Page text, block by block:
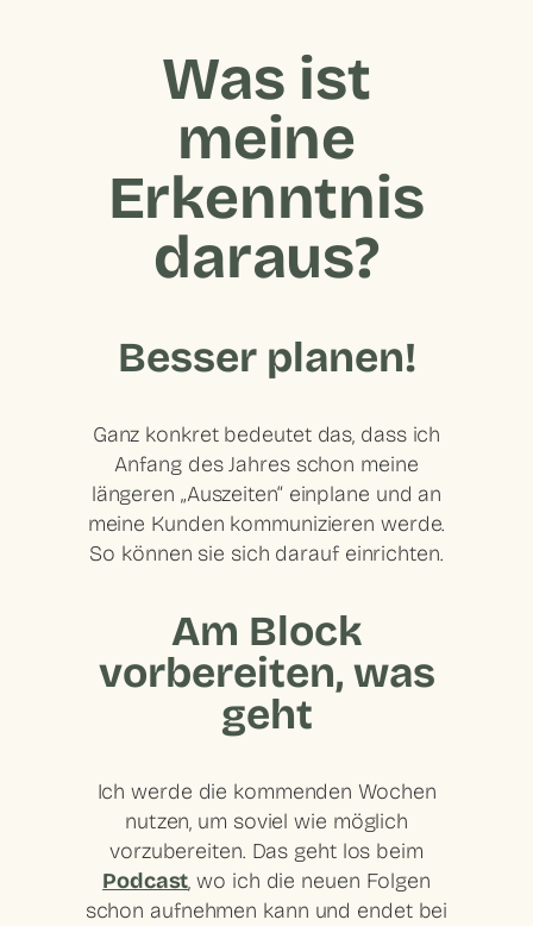
Was ist
meine
Erkenntnis
daraus?
Besser planen!
Ganz konkret bedeutet das, dass ich
Anfang des Jahres schon meine
längeren „Auszeiten“ einplane und an
meine Kunden kommunizieren werde.
So können sie sich darauf einrichten.
Am Block
vorbereiten, was
geht
Ich werde die kommenden Wochen
nutzen, um soviel wie möglich
vorzubereiten. Das geht los beim
Podcast, wo ich die neuen Folgen
schon aufnehmen kann und endet bei